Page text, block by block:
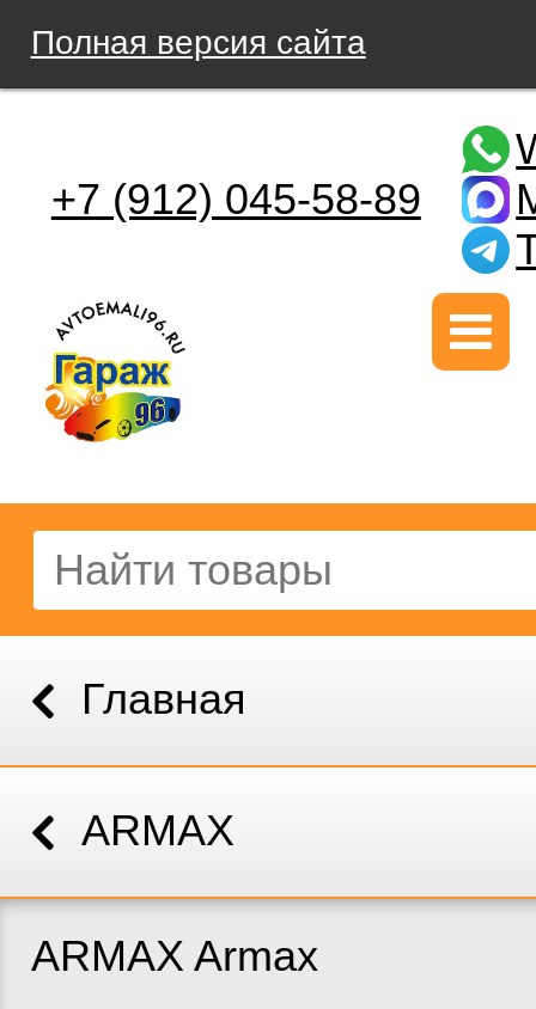
Полная версия сайта
+7 (912) 045-58-89
Главная
ARMAX
ARMAX Armax